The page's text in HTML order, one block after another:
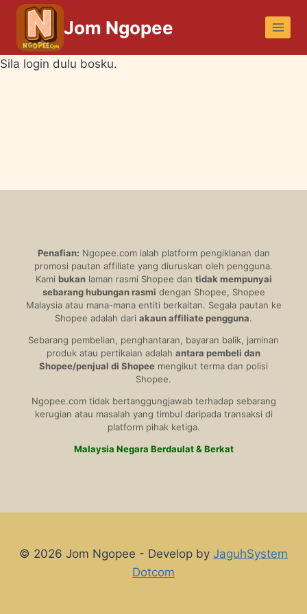
Skip
content
Jom Ngopee
Sila login dulu bosku.
Penafian: Ngopee.com ialah platform pengiklanan dan
promosi pautan affiliate yang diuruskan oleh pengguna.
Kami bukanlaman rasmi Shopee dan tidak mempunyai
sebarang hubungan rasmi dengan Shopee, Shopee
Malaysia atau mana-mana entiti berkaitan. Segala pautan ke
Shopee adalah dari akaun affiliate pengguna.
Sebarang pembelian, penghantaran, bayaran balik, jaminan
produk atau pertikaian adalah antara pembeli dan
Shopee/penjual di Shopee mengikut terma dan polisi
Shopee.
Ngopee.com tidak bertanggungjawab terhadap sebarang
kerugian atau masalah yang timbul daripada transaksi di
platform pihak ketiga.
Malaysia Negara Berdaulat & Berkat
© 2026 Jom Ngopee - Develop by JaguhSystem
Dotcom